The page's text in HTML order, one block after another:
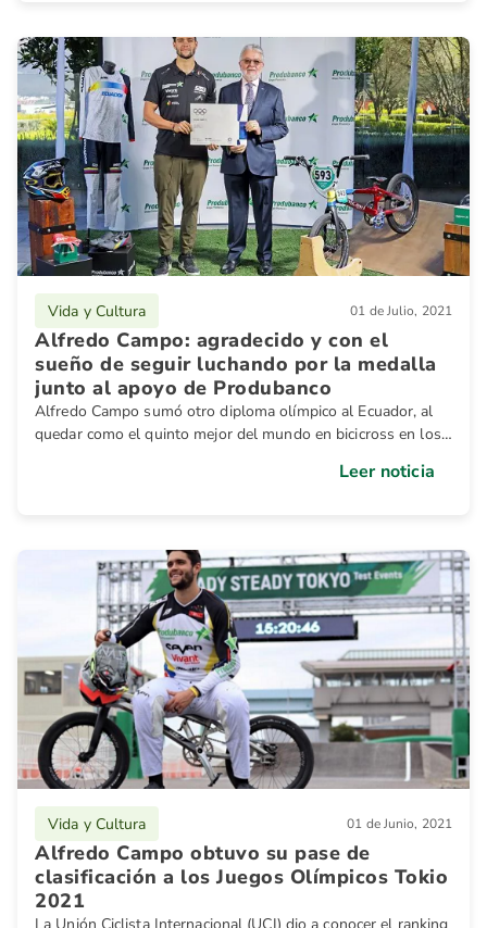
Vida y Cultura 01 de Julio, 2021
Alfredo Campo: agradecido y con el
sueño de seguir luchando por la medalla
junto al apoyo de Produbanco
Alfredo Campo sumó otro diploma olímpico al Ecuador, al
quedar como el quinto mejor del mundo en bicicross en los
Leer noticia
Vida y Cultura 01 de Junio, 2021
Alfredo Campo obtuvo su pase de
clasificación a los Juegos Olímpicos Tokio
2021